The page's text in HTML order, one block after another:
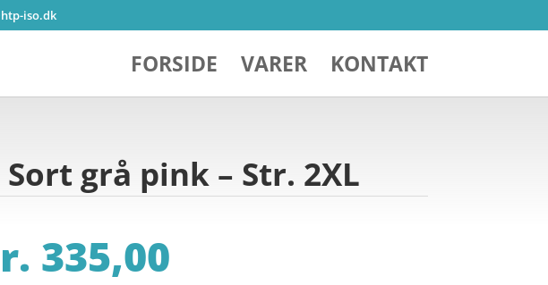
iso.dk
FORSIDE VARER KONTAKT
grå pink – Str. 2XL
335,00